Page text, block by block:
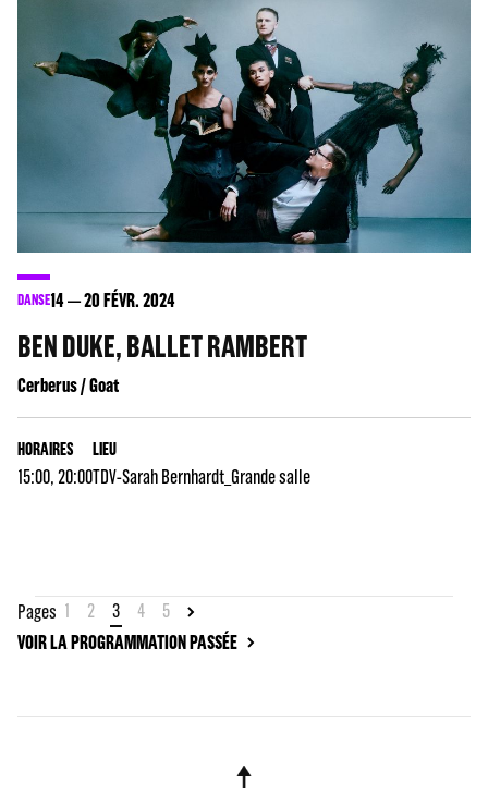
DANSE14 20FÉVR. 2024
BEN DUKE, BALLET RAMBERT
Cerberus / Goat
HORAIRES
15:00, 20:00
LIEU
TDV-Sarah Bernhardt_Grande salle
Pages 1 2 3 4
5
VOIR LA PROGRAMMATION PASSÉE